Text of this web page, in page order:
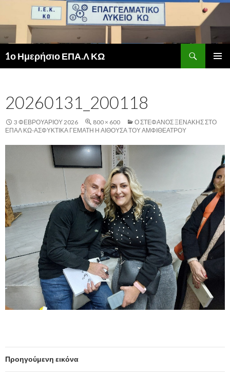
1ο Ημερήσιο ΕΠΑ.Λ ΚΩ
20260131_200118
3 ΦΕΒΡΟΥΑΡΊΟΥ 2026 800 × 600
Ο ΣΤΈΦΑΝΟΣ ΞΕΝΆΚΗΣ ΣΤΟ
ΕΠΑΛ ΚΩ-ΑΣΦΥΚΤΙΚΆ ΓΕΜΆΤΗ Η ΑΊΘΟΥΣΑ ΤΟΥ ΑΜΦΙΘΈΑΤΡΟΥ
Προηγούμενη εικόνα